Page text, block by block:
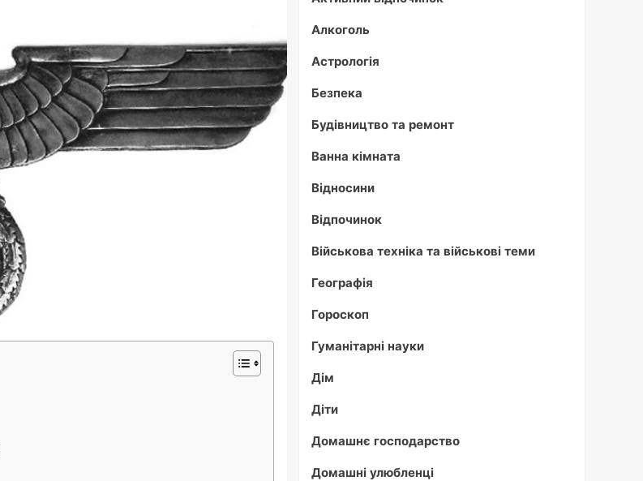
Алкоголь
Астрологія
Безпека
Будівництво та ремонт
Ванна кімната
Відносини
Відпочинок
Військова техніка та військові теми
Географія
Гороскоп
Гуманітарні науки
Дім
Діти
Домашнє господарство
Домашні улюбленці